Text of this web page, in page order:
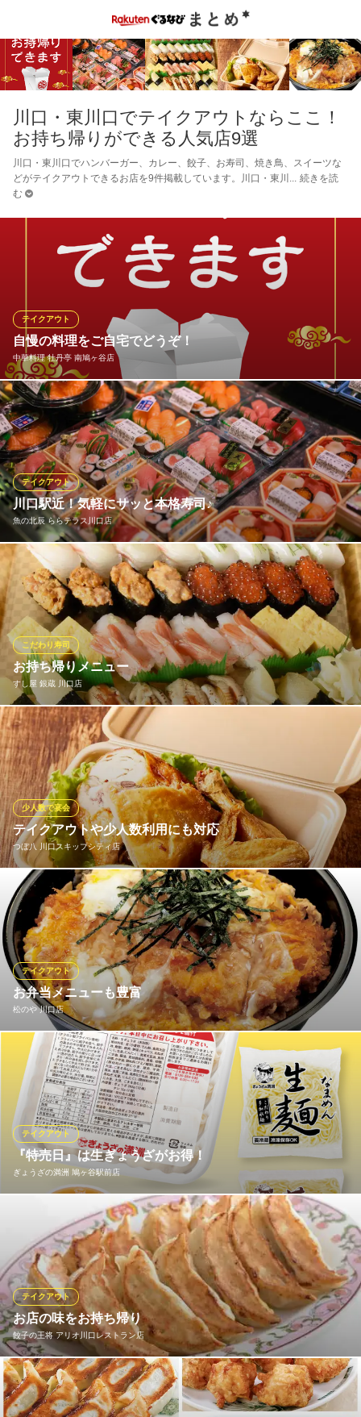
川口・東川口でテイクアウトならここ！
お持ち帰りができる人気店9選
川口・東川口でハンバーガー、カレー、餃子、お寿司、焼き鳥、スイーツな
どがテイクアウトできるお店を9件掲載しています。川口・東川
続きを読
む
自慢の料理をご自宅でどうぞ！
中華料理 牡丹亭 南鳩ヶ谷店
テイクアウト
家にいながら外食気分が味わえる素敵な テイクアウトメニューを
ご用意しました。 当店の味をご家庭でお楽しみください。
中華料理 牡丹亭 南鳩ヶ谷店
南鳩ヶ谷駅 中華居酒屋
埼玉高速鉄道線南鳩ヶ谷駅 徒歩4分
埼玉県川口市南鳩ヶ谷4-14-5
川口駅近！気軽にサッと本格寿司♪
魚の北辰 ららテラス川口店
テイクアウト
「今日はお寿司が食べたい！」と思い立ったら、ぜひ当店へ。魚
屋『北辰』の新鮮な本格寿司を、気軽にお持ち帰りできます。仕
事帰りや買い物ついでにサッと立ち寄れる便利さが◎ランチや夕
ご飯にぜひご利用ください。
魚の北辰 ららテラス川口店
魚屋直営寿司と鮨ケーキ
ＪＲ京浜東北線川口駅 徒歩3分
埼玉県川口市栄町3-5-1
お持ち帰りメニュー
すし屋 銀蔵 川口店
こだわり寿司
内容は、メニューページのお持ち帰りメニューをご覧ください◎
ご予約も承ります！
すし屋 銀蔵 川口店
寿司 居酒屋
ＪＲ川口駅 徒歩1分
埼玉県川口市栄町3-1-21
テイクアウトや少人数利用にも対応
つぼ八 川口スキップシティ店
少人数で宴会
人気メニューをお家でも楽しめるテイクアウトサービスもござい
ます。 少人数でのご利用にも最適な落ち着いた空間で、美味しい
お料理をお楽しみいただけます！
つぼ八 川口スキップシティ店
居酒屋
埼玉高速鉄道線鳩ヶ谷駅 徒歩21分
埼玉県川口市上青木3-12-63 彩の国ビジュアルプラザ
お弁当メニューも豊富
松のや 川口店
テイクアウト
揚げたてのとんかつ専門店のお弁当をご家庭でもどうぞ。お電話
でもご注文承ります。
松のや 川口店
とんかつ
ＪＲ京浜東北線川口駅 徒歩2分
埼玉県川口市川口1-1-1 CuPo・La専門店A107
『特売日』は生ぎょうざがお得！
ぎょうざの満洲 鳩ヶ谷駅前店
テイクアウト
特売日には12ヶ入の生ぎょうざ（冷蔵・冷凍）や、生麺などがお
得です。 60個入りの業務用冷凍生餃子や、自家製チャーシューも
人気です！ ※特売日は店舗により異なりますので店舗情報欄にて
ご確認ください。
ぎょうざの満洲 鳩ヶ谷駅前店
餃子・中華料理
埼玉高速鉄道線鳩ヶ谷駅 徒歩2分
埼玉県川口市里1619-1
お店の味をお持ち帰り
餃子の王将 アリオ川口レストラン店
テイクアウト
餃子の王将メニューがお持ち帰り出来ます。 ※店舗によりメニュ
ーが異なりますので、詳しくは店舗へお問い合わせ下さい。